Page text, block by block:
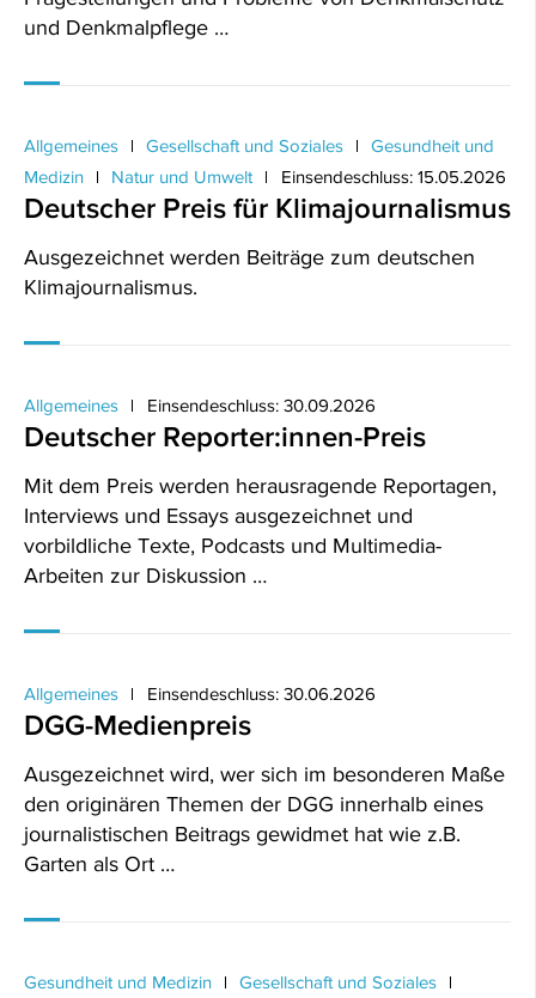
und Denkmalpflege …
Allgemeines Gesellschaft und Soziales
Gesundheit und
Medizin
Natur und Umwelt Einsendeschluss: 15.05.2026
Deutscher Preis für Klimajournalismus
Ausgezeichnet werden Beiträge zum deutschen
Klimajournalismus.
Allgemeines Einsendeschluss: 30.09.2026
Deutscher Reporter:innen-Preis
Mit dem Preis werden herausragende Reportagen,
Interviews und Essays ausgezeichnet und
vorbildliche Texte, Podcasts und Multimedia-
Arbeiten zur Diskussion …
Allgemeines Einsendeschluss: 30.06.2026
DGG-Medienpreis
Ausgezeichnet wird, wer sich im besonderen Maße
den originären Themen der DGG innerhalb eines
journalistischen Beitrags gewidmet hat wie z.B.
Garten als Ort …
Gesundheit und Medizin
Gesellschaft und Soziales